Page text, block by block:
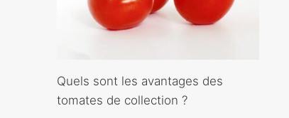
Quels sont les avantages des
tomates de collection ?